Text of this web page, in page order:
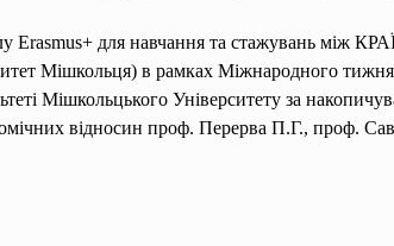
Erasmus+ для навчання та стажувань
в рамках Міжнародного тижня
Мішкольцького Університету за
відносин проф. Перерва П.Г., проф.